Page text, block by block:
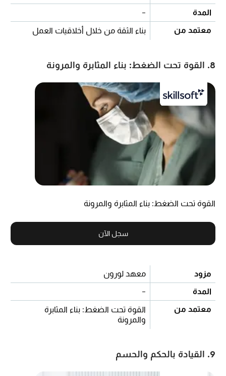
المدة
-
معتمد من
بناء الثقة من خلال أخلاقيات العمل
8. القوة تحت الضغط: بناء المثابرة والمرونة
القوة تحت الضغط: بناء المثابرة والمرونة
سجل الآن
مزود
معهد لورون
المدة
-
معتمد من
القوة تحت الضغط: بناء المثابرة
والمرونة
9. القيادة بالحكم والحسم